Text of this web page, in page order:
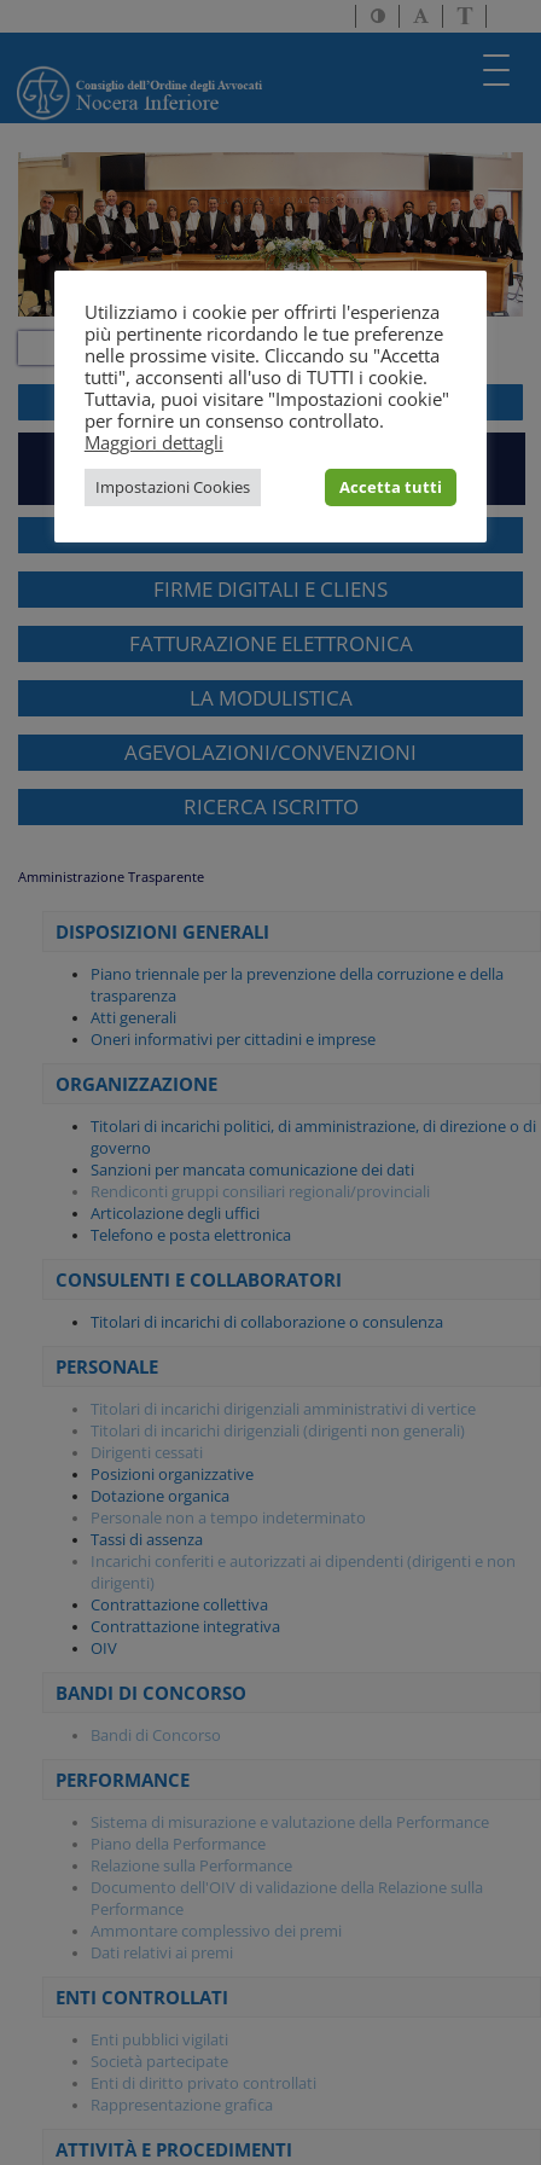
Attiva/disattiva
alto
Attiva/
dimensione
a
solo
ACCEDI ALLAWEBMAIL
PIATTAFORMA EVENTI E FORMAZIONE
FIRME DIGITALI E CLIENS
FATTURAZIONE ELETTRONICA
LA MODULISTICA
AGEVOLAZIONI/CONVENZIONI
RICERCA ISCRITTO
Amministrazione Trasparente
DISPOSIZIONI GENERALI
Piano triennale per la prevenzione della corruzione e della
trasparenza
Atti generali
Oneri informativi per cittadini e imprese
ORGANIZZAZIONE
Titolari di incarichi politici, di amministrazione, di direzione o di
governo
Sanzioni per mancata comunicazione dei dati
Rendiconti gruppi consiliari regionali/provinciali
Articolazione degli uffici
Telefono e posta elettronica
CONSULENTI E COLLABORATORI
Titolari di incarichi di collaborazione o consulenza
PERSONALE
Titolari di incarichi dirigenziali amministrativi di vertice
Titolari di incarichi dirigenziali (dirigenti non generali)
Dirigenti cessati
Posizioni organizzative
Dotazione organica
Personale non a tempo indeterminato
Tassi di assenza
Incarichi conferiti e autorizzati ai dipendenti (dirigenti e non
dirigenti)
Contrattazione collettiva
Contrattazione integrativa
OIV
BANDI DI CONCORSO
Bandi di Concorso
PERFORMANCE
Sistema di misurazione e valutazione della Performance
Piano della Performance
Relazione sulla Performance
Documento dell'OIV di validazione della Relazione sulla
Performance
Ammontare complessivo dei premi
Dati relativi ai premi
ENTI CONTROLLATI
Enti pubblici vigilati
Società partecipate
Enti di diritto privato controllati
Rappresentazione grafica
ATTIVITÀ E PROCEDIMENTI
Utilizziamo i cookie per offrirti l'esperienza
più pertinente ricordando le tue preferenze
nelle prossime visite. Cliccando su "Accetta
tutti", acconsenti all'uso di TUTTI i cookie.
Tuttavia, puoi visitare "Impostazioni cookie"
per fornire un consenso controllato.
Maggiori dettagli
Impostazioni Cookies Accetta tutti